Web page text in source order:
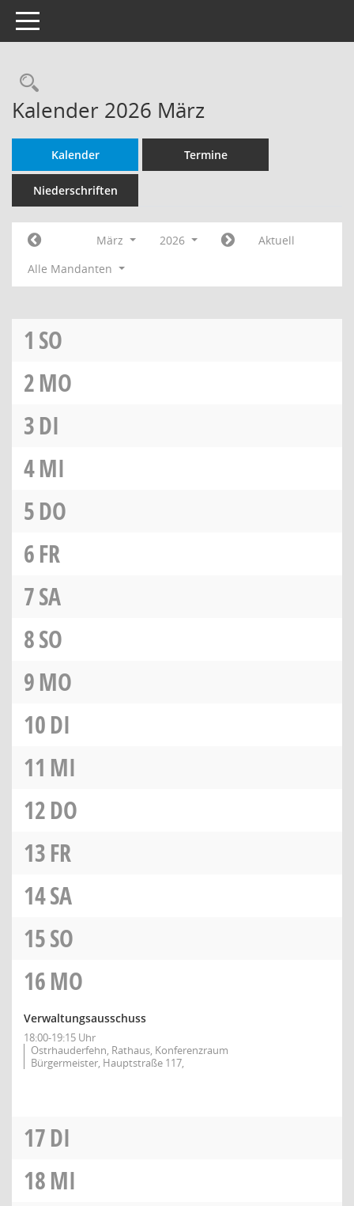
Toggle navigation
Rechercheauswahl
Kalender 2026 März
Kalender Termine
Niederschriften
März 2026
Aktuell
Alle Mandanten
1 SO
2MO
3DI
4MI
5DO
6FR
7SA
8SO
9MO
10DI
11 MI
12DO
13FR
14SA
15SO
16MO
Verwaltungsausschuss
18:00-19:15 Uhr
Ostrhauderfehn, Rathaus, Konferenzraum
Bürgermeister, Hauptstraße 117,
17DI
18MI